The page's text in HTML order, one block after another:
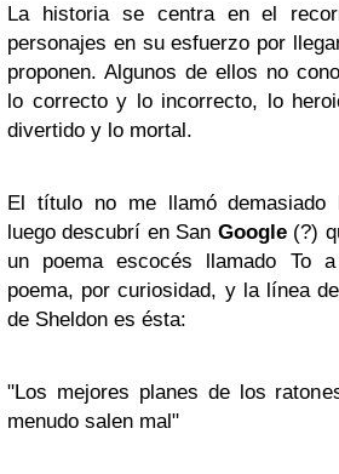
La historia se centra en el
personajes en su esfuerzo por
proponen. Algunos de ellos no
lo correcto y lo incorrecto, lo
divertido y lo mortal.
El título no me llamó demasiado
luego descubrí en San Google(?)
un poema escocés llamado To
poema, por curiosidad, y la línea
de Sheldon es ésta:
"Los mejores planes de los
menudo salen mal"